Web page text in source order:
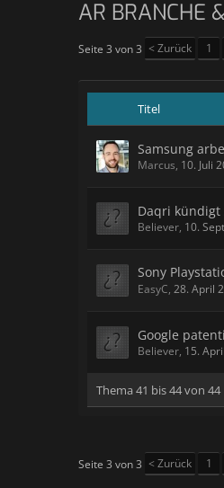
AR BRANCHE
Seite 3 von 3 < Zurück 1
Titel
Samsung
Marcus, 10. Juli
Daqri kündigt
Believer, 10.
Sony
EasyC, 28. April
Google
Believer, 15.
Thema 41 bis 44 von 44
Seite 3 von 3 < Zurück 1